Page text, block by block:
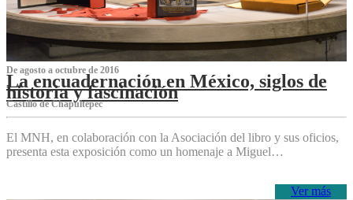
De agosto a octubre de 2016
La encuadernación en México, siglos de
historia y fascinación
Castillo de Chapultepec
El MNH, en colaboración con la Asociación del libro y sus oficios,
presenta esta exposición como un homenaje a Miguel…
Ver más